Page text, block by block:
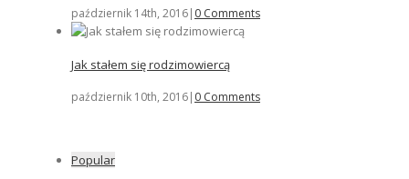
październik 14th, 2016| 0 Comments
Jak stałem się rodzimowiercą
październik 10th, 2016| 0 Comments
Popular